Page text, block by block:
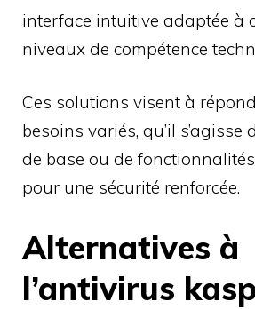
interface intuitive adaptée à
niveaux de compétence
Ces solutions visent à
besoins variés, qu’il s’agisse
de base ou de
pour une sécurité renforcée.
Alternatives à
l’antivirus